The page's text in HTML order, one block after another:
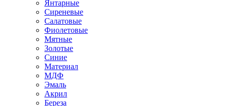
Янтарные
Сиреневые
Салатовые
Фиолетовые
Мятные
Золотые
Синие
Материал
МДФ
Эмаль
Акрил
Береза